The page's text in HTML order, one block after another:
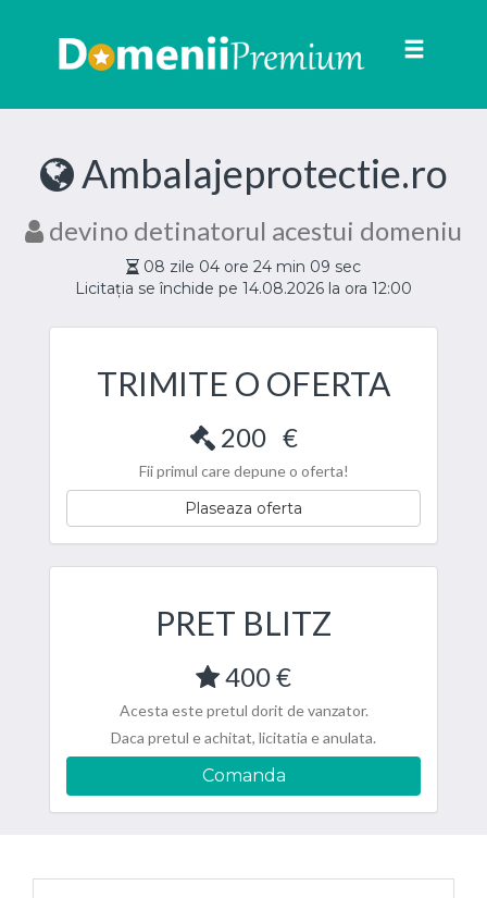
Toggle
Ambalajeprotectie.ro
devino detinatorul acestui domeniu
08 zile 04 ore 24 min 09 sec
Licitația se închide pe 14.08.2026 la ora 12:00
TRIMITE O OFERTA
200 €
Fii primul care depune o oferta!
Plaseaza oferta
PRET BLITZ
400 €
Acesta este pretul dorit de vanzator.
Daca pretul e achitat, licitatia e anulata.
Comanda